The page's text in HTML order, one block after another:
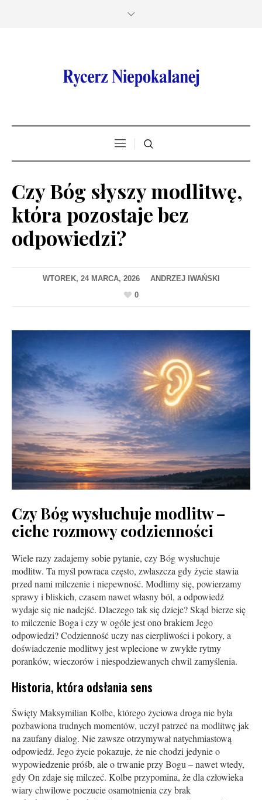
Czy Bóg słyszy modlitwę,
która pozostaje bez
odpowiedzi?
WTOREK, 24 MARCA, 2026
0
Czy Bóg wysłuchuje modlitw –
ciche rozmowy codzienności
Wiele razy zadajemy sobie pytanie, czy Bóg wysłuchuje
modlitw. Ta myśl powraca często, zwłaszcza gdy życie stawia
przed nami milczenie i niepewność. Modlimy się, powierzamy
sprawy i bliskich, czasem nawet własny ból, a odpowiedź
wydaje się nie nadejść. Dlaczego tak się dzieje? Skąd bierze się
to milczenie Boga i czy w ogóle jest ono brakiem Jego
odpowiedzi? Codzienność uczy nas cierpliwości i pokory, a
doświadczenie modlitwy jest wplecione w zwykłe rytmy
poranków, wieczorów i niespodziewanych chwil zamyślenia.
Historia, która odsłania sens
Święty Maksymilian Kolbe, którego życiowa droga nie była
pozbawiona trudnych momentów, uczył patrzeć na modlitwę jak
na zaufany dialog. Nie zawsze otrzymywał natychmiastową
odpowiedź. Jego życie pokazuje, że nie chodzi jedynie o
wypowiedzenie próśb, ale o trwanie przy Bogu – nawet wtedy,
gdy On zdaje się milczeć. Kolbe przypomina, że dla człowieka
wiary chwilowe poczucie osamotnienia czy brak